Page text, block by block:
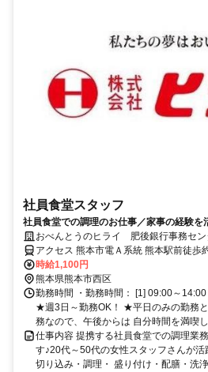
社員食堂スタッフ
社員食堂での調理のお仕事／家事の経験を
えに合わせて働きたい方にも◎
おべんとうのヒライ 肥後銀行事務セン
アクセス 熊本市電Ａ系統 熊本駅前徒歩
時給1,100円
熊本県熊本市西区
勤務時間 ・勤務時間： [1] 09:00～
★週3日～勤務OK！ ★平日のみの勤務
務なので、午後からは 自分時間を満喫
仕事内容 提携する社員食堂での調理業
す♪20代～50代の女性スタッフさんが
切り込み・調理・ 盛り付け・配膳・洗